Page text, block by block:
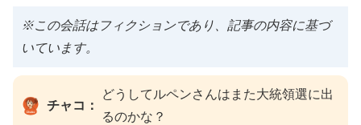
※この会話はフィクションであり、記事の内容に基づ
いています。
チャコ：
どうしてルペンさんはまた大統領選に出
るのかな？